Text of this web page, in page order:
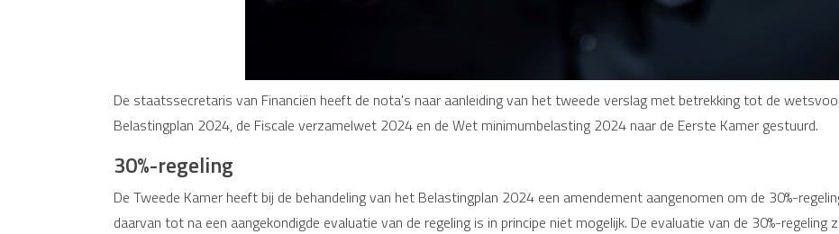
De staatssecretaris van Financiën heeft de nota's naar aanleiding van het tweede verslag met betrekking tot de
Belastingplan 2024, de Fiscale verzamelwet 2024 en de Wet minimumbelasting 2024 naar de Eerste Kamer gestuurd.
30%-regeling
De Tweede Kamer heeft bij de behandeling van het Belastingplan 2024 een amendement aangenomen om de 30%-
daarvan tot na een aangekondigde evaluatie van de regeling is in principe niet mogelijk. De evaluatie van de 30%-